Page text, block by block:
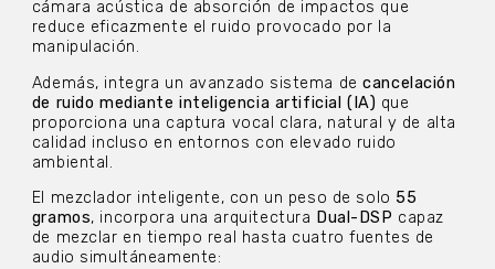
cámara acústica de absorción de impactos que
reduce eficazmente el ruido provocado por la
manipulación.
Además, integra un avanzado sistema decancelación
de ruido mediante inteligencia artificial (IA) que
proporciona una captura vocal clara, natural y de alta
calidad incluso en entornos con elevado ruido
ambiental.
El mezclador inteligente, con un peso de solo 55
gramos, incorpora una arquitectura Dual-DSP capaz
de mezclar en tiempo real hasta cuatro fuentes de
audio simultáneamente: